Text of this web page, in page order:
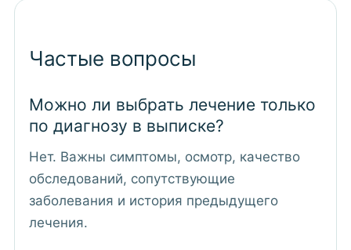
Частые вопросы
Можно ли выбрать лечение только
по диагнозу в выписке?
Нет. Важны симптомы, осмотр, качество
обследований, сопутствующие
заболевания и история предыдущего
лечения.